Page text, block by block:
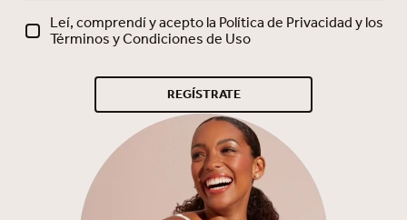
Leí, comprendí y acepto la Política de Privacidad y los
Términos y Condiciones de Uso
REGÍSTRATE